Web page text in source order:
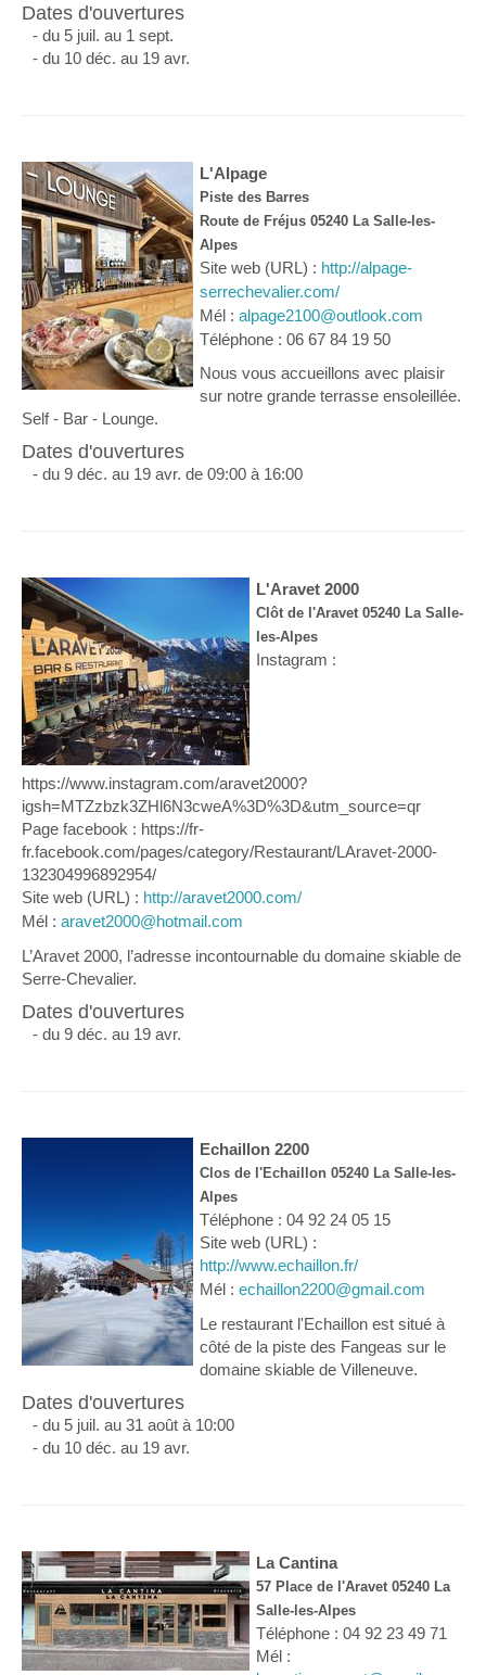
Dates d'ouvertures
- du 5 juil. au 1 sept.
- du 10 déc. au 19 avr.
L'Alpage
Piste des Barres
Route de Fréjus 05240 La Salle-les-
Alpes
Site web (URL) : http://alpage-
serrechevalier.com/
Mél : alpage2100@outlook.com
Téléphone : 06 67 84 19 50
Nous vous accueillons avec plaisir
sur notre grande terrasse ensoleillée.
Self - Bar - Lounge.
Dates d'ouvertures
- du 9 déc. au 19 avr. de 09:00 à 16:00
L'Aravet 2000
Clôt de l'Aravet 05240 La Salle-
les-Alpes
Instagram :
https://www.instagram.com/aravet2000?
igsh=MTZzbzk3ZHl6N3cweA%3D%3D&utm_source=qr
Page facebook : https://fr-
fr.facebook.com/pages/category/Restaurant/LAravet-2000-
132304996892954/
Site web (URL) : http://aravet2000.com/
Mél : aravet2000@hotmail.com
L’Aravet 2000, l’adresse incontournable du domaine skiable de
Serre-Chevalier.
Dates d'ouvertures
- du 9 déc. au 19 avr.
Echaillon 2200
Clos de l'Echaillon 05240 La Salle-les-
Alpes
Téléphone : 04 92 24 05 15
Site web (URL) :
http://www.echaillon.fr/
Mél : echaillon2200@gmail.com
Le restaurant l'Echaillon est situé à
côté de la piste des Fangeas sur le
domaine skiable de Villeneuve.
Dates d'ouvertures
- du 5 juil. au 31 août à 10:00
- du 10 déc. au 19 avr.
La Cantina
57 Place de l'Aravet 05240 La
Salle-les-Alpes
Téléphone : 04 92 23 49 71
Mél :